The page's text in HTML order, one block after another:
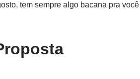
tem sempre algo bacana pra você